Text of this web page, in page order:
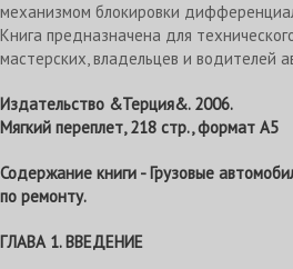
механизмом блокировки
Книга предназначена для
мастерских, владельцев и водителей
Издательство &Терция&. 2006.
Мягкий переплет, 218 стр., формат А5
Содержание книги - Грузовые
по ремонту.
ГЛАВА 1. ВВЕДЕНИЕ